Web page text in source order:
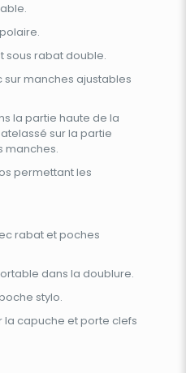
sous rabat double.
sur manches ajustables
la partie haute de la
sur la partie
manches.
permettant les
rabat et poches
dans la doublure.
stylo.
la capuche et porte clefs